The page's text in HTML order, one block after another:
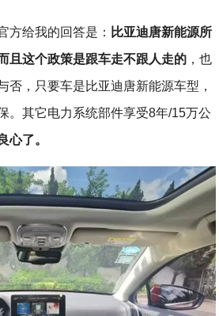
方给我的回答是： 比亚迪唐新能源所
且这个政策是跟车走不跟人走的 ，也
否，只要车是比亚迪唐新能源车型，
。其它电力系统部件享受8年/15万公
心了。